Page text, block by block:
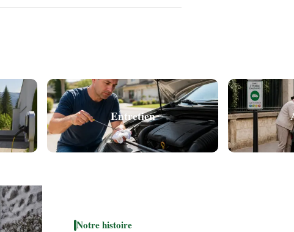
Entretien
Notre histoire